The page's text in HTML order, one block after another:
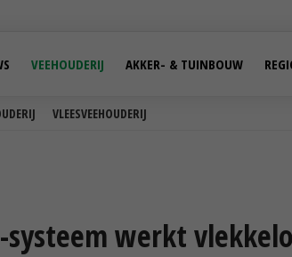
VLEESVEEHOUDERIJ
VEEHOUDERIJ AKKER- & TUINBOUW
systeem werkt